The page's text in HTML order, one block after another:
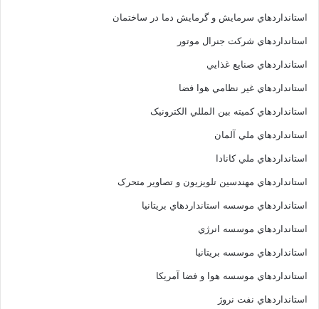
استانداردهاي سرمايش و گرمايش دما در ساختمان
استانداردهاي شرکت جنرال موتور
استانداردهاي صنايع غذايي
استانداردهاي غير نظامي هوا فضا
استانداردهاي کميته بين المللي الکترونيک
استانداردهاي ملي آلمان
استانداردهاي ملي کانادا
استانداردهاي مهندسين تلويزيون و تصاوير متحرک
استانداردهاي موسسه استانداردهاي بريتانيا
استانداردهاي موسسه انرژي
استانداردهاي موسسه بريتانيا
استانداردهاي موسسه هوا و فضا آمريکا
استانداردهاي نفت نروژ